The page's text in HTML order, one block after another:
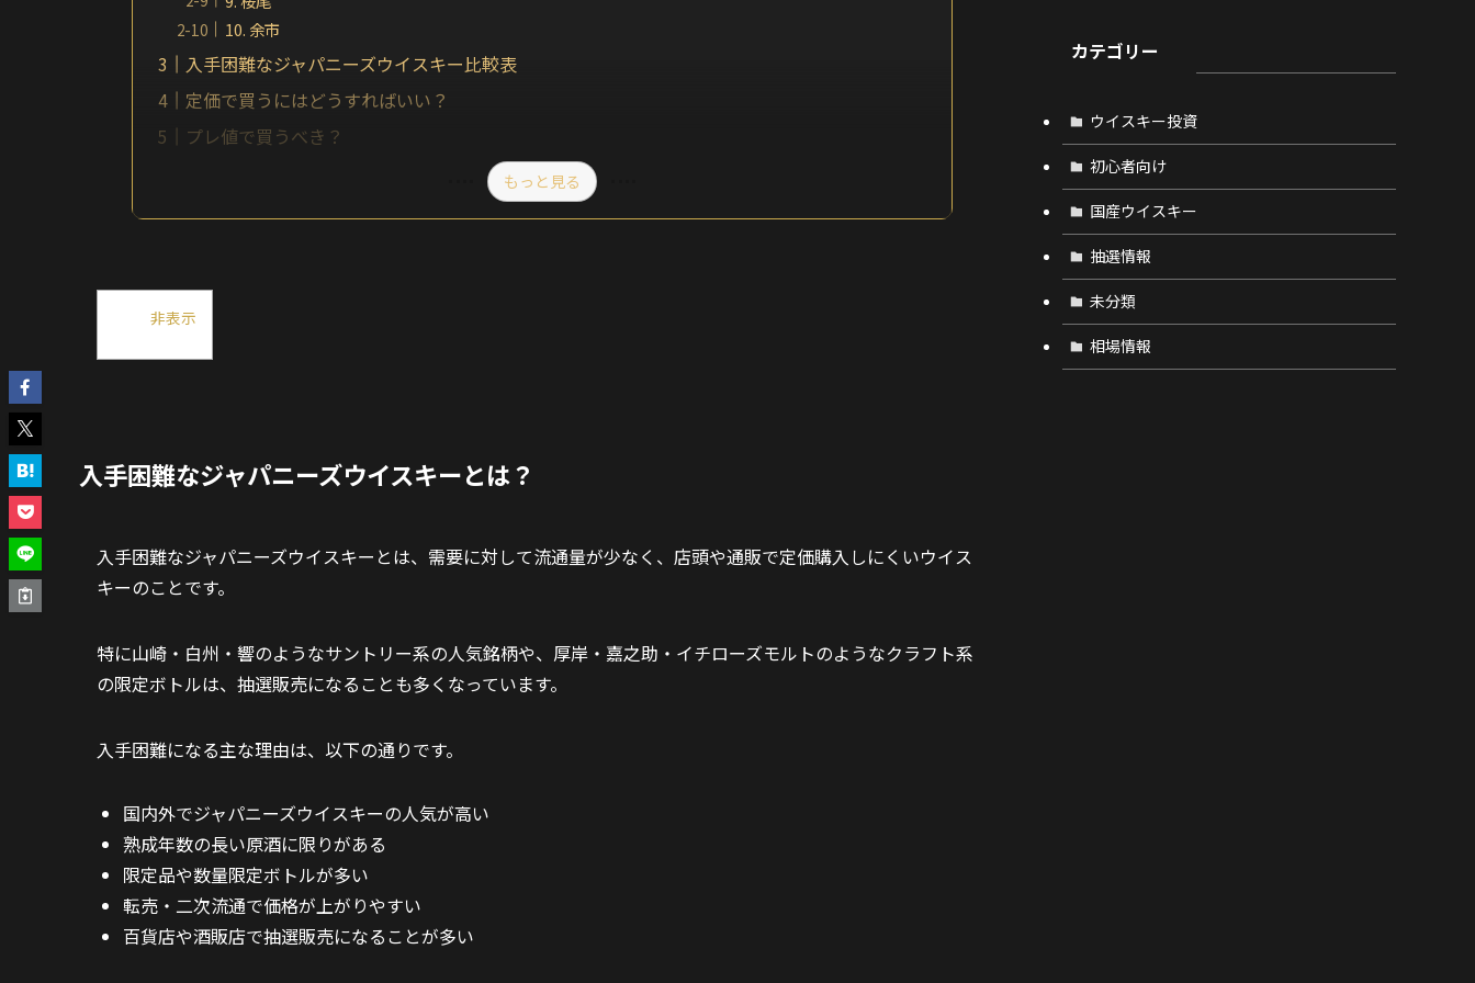
10. 余市
入手困難なジャパニーズウイスキー比較表
定価で買うにはどうすればいい？
プレ値で買うべき？
もっと見る
非表示
入手困難なジャパニーズウイスキーとは？
入手困難なジャパニーズウイスキーとは、需要に対して流通量が少なく、店頭や通販で定価購入しにくいウイス
キーのことです。
特に山崎・白州・響のようなサントリー系の人気銘柄や、厚岸・嘉之助・イチローズモルトのようなクラフト系
の限定ボトルは、抽選販売になることも多くなっています。
入手困難になる主な理由は、以下の通りです。
国内外でジャパニーズウイスキーの人気が高い
熟成年数の長い原酒に限りがある
限定品や数量限定ボトルが多い
転売・二次流通で価格が上がりやすい
百貨店や酒販店で抽選販売になることが多い
カテゴリー
ウイスキー投資
初心者向け
国産ウイスキー
抽選情報
未分類
相場情報